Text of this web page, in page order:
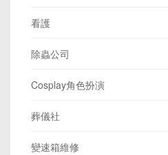
看護
除蟲公司
Cosplay角色扮演
葬儀社
變速箱維修